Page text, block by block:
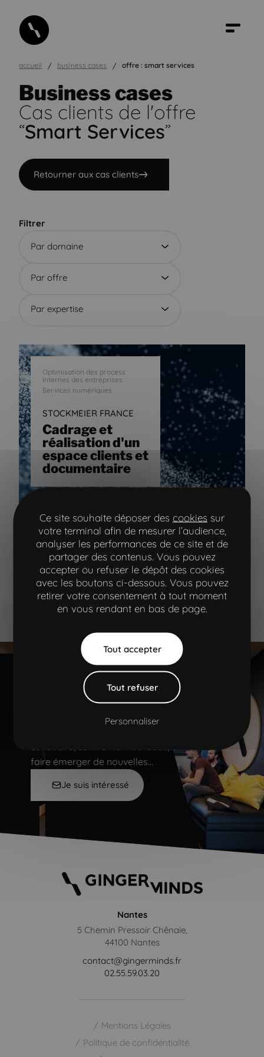
accueil business cases offre : smart services
Business cases
Cas clients de l'offre
“Smart Services”
Retourner aux cas clients
Filtrer
Par domaine
Par offre
Par expertise
Optimisation des process
internes des entreprises
Services numériques
STOCKMEIER FRANCE
Cadrage et
réalisation d'un
espace clients et
documentaire
industrie
développement web
On se retrouve au
workshop ?
construire, confronter nos idées, en
faire émerger de nouvelles…
Je suis intéressé
Nantes
5 Chemin Pressoir Chênaie,
44100 Nantes
contact@gingerminds.fr
02.55.59.03.20
Mentions Légales
Politique de confidentialité
Ce site souhaite déposer des cookies sur
votre terminal afin de mesurer l’audience,
analyser les performances de ce site et de
partager des contenus. Vous pouvez
accepter ou refuser le dépôt des cookies
avec les boutons ci-dessous. Vous pouvez
retirer votre consentement à tout moment
en vous rendant en bas de page.
Tout accepter
Tout refuser
Personnaliser